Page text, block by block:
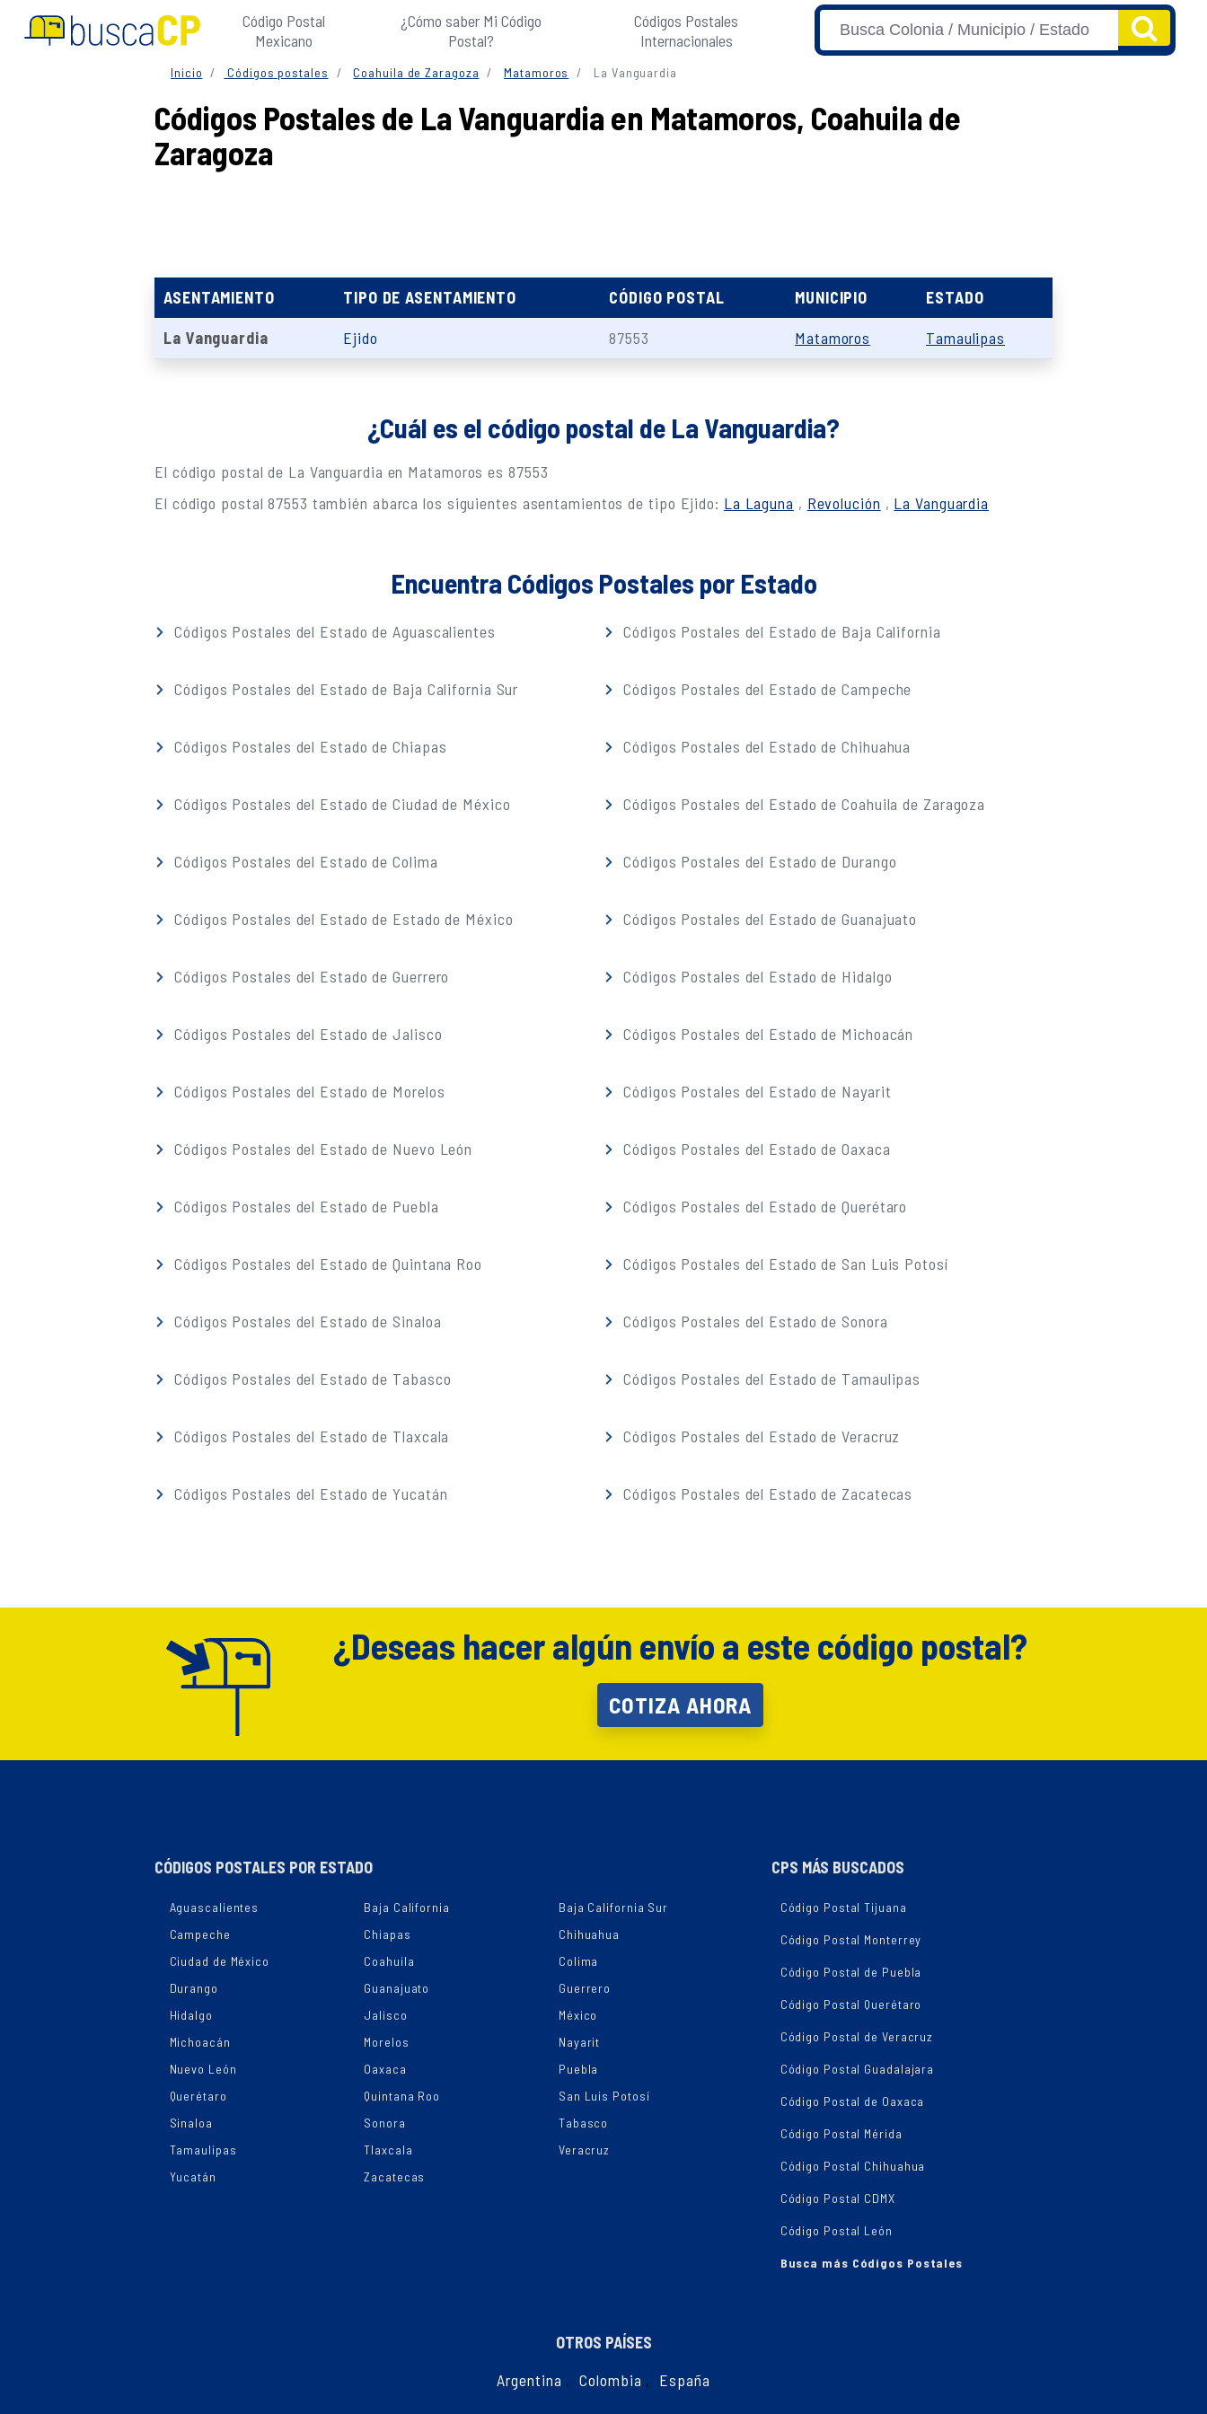
Código Postal
Mexicano
¿Cómo saber Mi Código
Postal?
Códigos Postales
Internacionales
Inicio Códigos postales Coahuila de Zaragoza Matamoros La Vanguardia
Códigos Postales de La Vanguardia en Matamoros, Coahuila de
Zaragoza
ASENTAMIENTO TIPO DE ASENTAMIENTO CÓDIGO POSTAL MUNICIPIO ESTADO
La Vanguardia Ejido 87553 Matamoros Tamaulipas
¿Cuál es el código postal de La Vanguardia?
El código postal de La Vanguardia en Matamoros es 87553
El código postal 87553 también abarca los siguientes asentamientos de tipo Ejido: La Laguna , Revolución , La Vanguardia
Encuentra Códigos Postales por Estado
Códigos Postales del Estado de Aguascalientes Códigos Postales del Estado de Baja California
Códigos Postales del Estado de Baja California Sur Códigos Postales del Estado de Campeche
Códigos Postales del Estado de Chiapas Códigos Postales del Estado de Chihuahua
Códigos Postales del Estado de Ciudad de México Códigos Postales del Estado de Coahuila de Zaragoza
Códigos Postales del Estado de Colima Códigos Postales del Estado de Durango
Códigos Postales del Estado de Estado de México Códigos Postales del Estado de Guanajuato
Códigos Postales del Estado de Guerrero Códigos Postales del Estado de Hidalgo
Códigos Postales del Estado de Jalisco Códigos Postales del Estado de Michoacán
Códigos Postales del Estado de Morelos Códigos Postales del Estado de Nayarit
Códigos Postales del Estado de Nuevo León Códigos Postales del Estado de Oaxaca
Códigos Postales del Estado de Puebla Códigos Postales del Estado de Querétaro
Códigos Postales del Estado de Quintana Roo Códigos Postales del Estado de San Luis Potosí
Códigos Postales del Estado de Sinaloa Códigos Postales del Estado de Sonora
Códigos Postales del Estado de Tabasco Códigos Postales del Estado de Tamaulipas
Códigos Postales del Estado de Tlaxcala Códigos Postales del Estado de Veracruz
Códigos Postales del Estado de Yucatán Códigos Postales del Estado de Zacatecas
¿Deseas hacer algún envío a este código postal?
COTIZA AHORA
CÓDIGOS POSTALES POR ESTADO
Aguascalientes Baja California
Baja California Sur
Campeche
Chiapas
Chihuahua
Ciudad de México
Coahuila
Colima
Durango
Guanajuato
Guerrero
Hidalgo
Jalisco
México
Michoacán
Morelos
Nayarit
Nuevo León
Oaxaca
Puebla
Querétaro
Quintana Roo
San Luis Potosí
Sinaloa
Sonora
Tabasco
Tamaulipas
Tlaxcala
Veracruz
Yucatán
Zacatecas
CPS MÁS BUSCADOS
Código Postal Tijuana
Código Postal Monterrey
Código Postal de Puebla
Código Postal Querétaro
Código Postal de Veracruz
Código Postal Guadalajara
Código Postal de Oaxaca
Código Postal Mérida
Código Postal Chihuahua
Código Postal CDMX
Código Postal León
Busca más Códigos Postales
OTROS PAÍSES
Argentina , Colombia , España